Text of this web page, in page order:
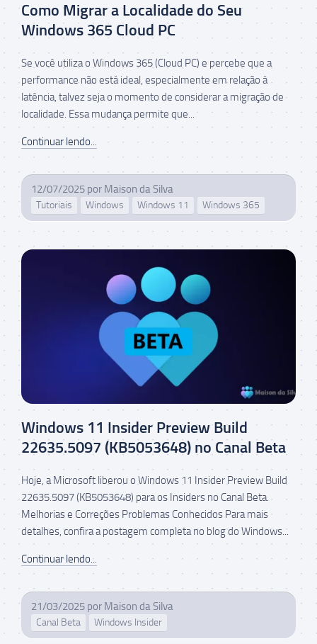
Como Migrar a Localidade do Seu
Windows 365 Cloud PC
Se você utiliza o Windows 365 (Cloud PC) e percebe que a
performance não está ideal, especialmente em relação à
latência, talvez seja o momento de considerar a migração de
localidade. Essa mudança permite que...
Continuar lendo...
12/07/2025 por Maison da Silva
Tutoriais Windows Windows 11 Windows 365
Windows 11 Insider Preview Build
22635.5097 (KB5053648) no Canal Beta
Hoje, a Microsoft liberou o Windows 11 Insider Preview Build
22635.5097 (KB5053648) para os Insiders no Canal Beta.
Melhorias e Correções Problemas Conhecidos Para mais
detalhes, confira a postagem completa no blog do Windows...
Continuar lendo...
21/03/2025 por Maison da Silva
Canal Beta Windows Insider